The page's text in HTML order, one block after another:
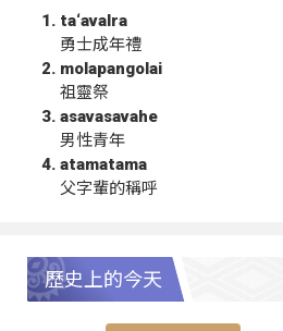
ta‘avalra
勇士成年禮
molapangolai
祖靈祭
asavasavahe
男性青年
atamatama
父字輩的稱呼
歷史上的今天